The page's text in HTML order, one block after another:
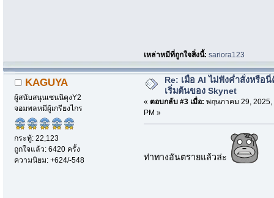
เหล่าหมีที่ถูกใจสิ่งนี้:sariora123
KAGUYA
ผู้สนับสนุนเซนนิคุงY2
จอมพลหมีผู้เกรียงไกร
กระทู้: 22,123
ถูกใจแล้ว: 6420 ครั้ง
ความนิยม: +624/-548
Re: เมื่อ AI ไม่ฟังค่ำสั่งหรือ
เริ่มต้นของ Skynet
« ตอบกลับ #3 เมื่อ: พฤษภาคม 29, 2025,
PM »
ท่าทางอันตรายแล้วล่ะ